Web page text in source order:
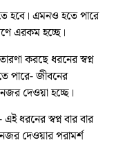
হবে। এমনও হতে পারে
এরকম হচ্ছে।
করছে ধরনের স্বপ্ন
পারে- জীবনের
দেওয়া হচ্ছে।
ধরনের স্বপ্ন বার বার
দেওয়ার পরামর্শ